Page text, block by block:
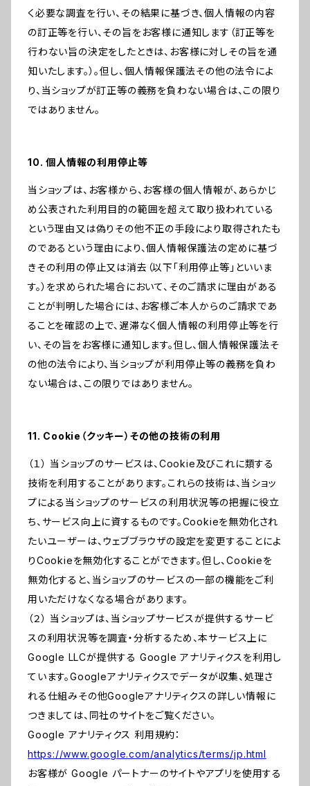
く必要な調査を行い、その結果に基づき、個人情報の内容
の訂正等を行い、その旨をお客様に通知します（訂正等を
行わない旨の決定をしたときは、お客様に対しその旨を通
知いたします。）。但し、個人情報保護法その他の法令によ
り、当ショップが訂正等の義務を負わない場合は、この限り
ではありません。
10. 個人情報の利用停止等
当ショップは、お客様から、お客様の個人情報が、あらかじ
め公表された利用目的の範囲を超えて取り扱われている
という理由又は偽りその他不正の手段により取得されたも
のであるという理由により、個人情報保護法の定めに基づ
きその利用の停止又は消去（以下「利用停止等」といいま
す。）を求められた場合において、そのご請求に理由がある
ことが判明した場合には、お客様ご本人からのご請求であ
ることを確認の上で、遅滞なく個人情報の利用停止等を行
い、その旨をお客様に通知します。但し、個人情報保護法そ
の他の法令により、当ショップが利用停止等の義務を負わ
ない場合は、この限りではありません。
11. Cookie（クッキー）その他の技術の利用
（１） 当ショップのサービスは、Cookie及びこれに類する
技術を利用することがあります。これらの技術は、当ショッ
プによる当ショップのサービスの利用状況等の把握に役立
ち、サービス向上に資するものです。Cookieを無効化され
たいユーザーは、ウェブブラウザの設定を変更することによ
りCookieを無効化することができます。但し、Cookieを
無効化すると、当ショップのサービスの一部の機能をご利
用いただけなくなる場合があります。
（２） 当ショップは、当ショップサービスが提供するサービ
スの利用状況等を調査・分析するため、本サービス上に
Google LLCが提供する Google アナリティクスを利用し
ています。Googleアナリティクスでデータが収集、処理さ
れる仕組みその他Googleアナリティクスの詳しい情報に
つきましては、同社のサイトをご覧ください。
Google アナリティクス 利用規約：
https://www.google.com/analytics/terms/jp.html
お客様が Google パートナーのサイトやアプリを使用する